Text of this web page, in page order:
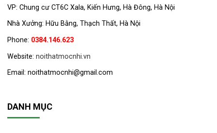
VP: Chung cư CT6C Xala, Kiến Hưng, Hà Đông, Hà Nội
Nhà Xưởng: Hữu Bằng, Thạch Thất, Hà Nội
Phone: 0384.146.623
Website: noithatmocnhi.vn
Email: noithatmocnhi@gmail.com
DANH MỤC